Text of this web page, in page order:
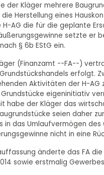
der Kläger mehrere
Herstellung eines
AG die für die geplante
setzte er
§ 6b EStG ein.
(Finanzamt --FA--)
erfolgt.
Aktivitäten der H-
eigeninitiativ
habe der Kläger das
seien daher
das Umlaufvermögen
nicht in eine
änderte das FA
sowie erstmalig